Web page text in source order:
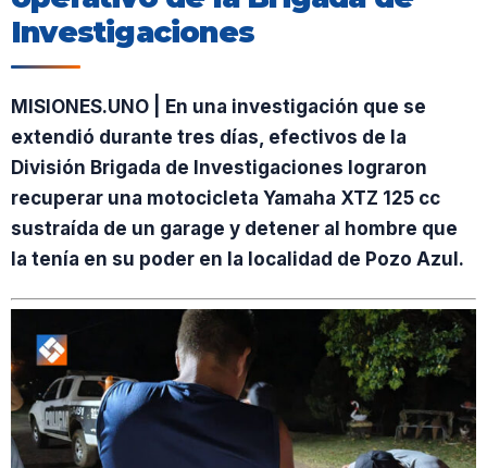
Investigaciones
MISIONES.UNO | En una investigación que se
extendió durante tres días, efectivos de la
División Brigada de Investigaciones lograron
recuperar una motocicleta Yamaha XTZ 125 cc
sustraída de un garage y detener al hombre que
la tenía en su poder en la localidad de Pozo Azul.